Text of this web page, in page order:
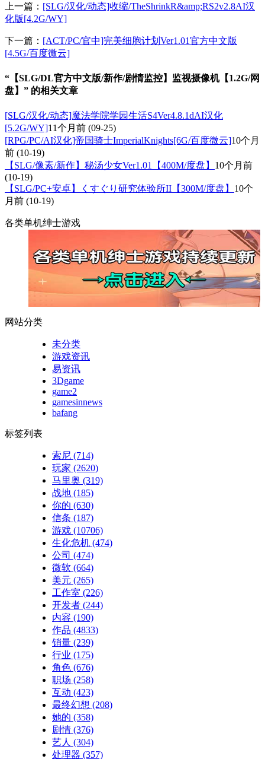
上一篇： [SLG/汉化/动态]收缩/TheShrinkR&amp;RS2v2.8AI汉
化版[4.2G/WY]
下一篇： [ACT/PC/官中]完美细胞计划Ver1.01官方中文版
[4.5G/百度微云]
“【SLG/DL官方中文版/新作/剧情监控】监视摄像机【1.2G/网
盘】” 的相关文章
[SLG/汉化/动态]魔法学院学园生活S4Ver4.8.1dAI汉化
[5.2G/WY]11个月前 (09-25)
[RPG/PC/AI汉化]帝国骑士ImperialKnights[6G/百度微云]10个月
前 (10-19)
【SLG/像素/新作】秘汤少女Ver1.01【400M/度盘】 10个月前
(10-19)
【SLG/PC+安卓】くすぐり研究体验所II【300M/度盘】 10个
月前 (10-19)
各类单机绅士游戏
网站分类
未分类
游戏资讯
易资讯
3Dgame
game2
gamesinnews
bafang
标签列表
索尼 (714)
玩家 (2620)
马里奥 (319)
战地 (185)
你的 (630)
信条 (187)
游戏 (10706)
生化危机 (474)
公司 (474)
微软 (664)
美元 (265)
工作室 (226)
开发者 (244)
内容 (190)
作品 (4833)
销量 (239)
行业 (175)
角色 (676)
职场 (258)
互动 (423)
最终幻想 (208)
她的 (358)
剧情 (376)
艺人 (304)
处理器 (357)